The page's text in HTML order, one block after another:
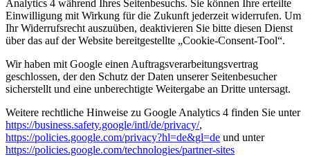
Analytics 4 während Ihres Seitenbesuchs. Sie können Ihre erteilte
Einwilligung mit Wirkung für die Zukunft jederzeit widerrufen. Um
Ihr Widerrufsrecht auszuüben, deaktivieren Sie bitte diesen Dienst
über das auf der Website bereitgestellte „Cookie-Consent-Tool“.
Wir haben mit Google einen Auftragsverarbeitungsvertrag
geschlossen, der den Schutz der Daten unserer Seitenbesucher
sicherstellt und eine unberechtigte Weitergabe an Dritte untersagt.
Weitere rechtliche Hinweise zu Google Analytics 4 finden Sie unter
https://business.safety.google/intl/de/privacy/,
https://policies.google.com/privacy?hl=de&gl=de und unter
https://policies.google.com/technologies/partner-sites